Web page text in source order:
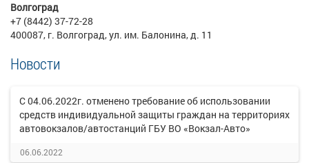
Волгоград
+7 (8442) 37-72-28
400087, г. Волгоград, ул. им. Балонина, д. 11
Новости
С 04.06.2022г. отменено требование об использовании
средств индивидуальной защиты граждан на территориях
автовокзалов/автостанций ГБУ ВО «Вокзал-Авто»
06.06.2022